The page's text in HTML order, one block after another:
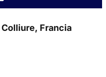
Francia